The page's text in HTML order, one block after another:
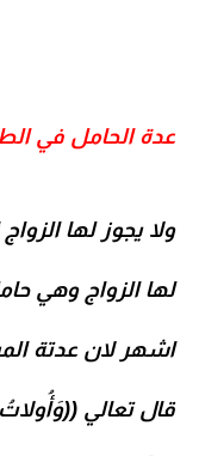
عدة الحامل في
ولا يجوز لها
لها الزواج وهي
اشهر لان عدتة
قال تعالي